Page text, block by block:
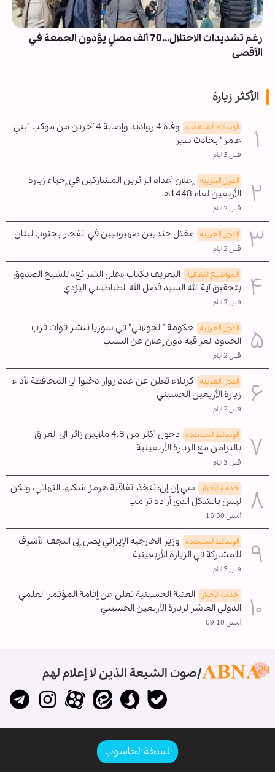
رغم تشديدات الاحتلال...70 ألف مصلٍ يؤدون الجمعة في
الأقصى
الأكثر زيارة
الوسائط المتعدده
وفاة 4 رواديد وإصابة 4 آخرين من موكب "بني
عامر" بحادث سير
قبل 3 ايام
الدول العربیه إعلان أعداد الزائرين المشاركين في إحياء زيارة
الأربعين لعام 1448هـ
قبل 2 ايام
الدول العربیه مقتل جنديين صهيونيين في انفجار بجنوب لبنان
قبل 2 ايام
المواضیع الثقافية التعريف بكتاب «علل الشرائع» للشيخ الصدوق
بتحقيق آية الله السيد فضل الله الطباطبائي اليزدي
قبل 2 ايام
الدول العربیه حكومة "الجولاني" في سوريا تنشر قوات قرب
الحدود العراقية دون إعلان عن السبب
قبل 2 ايام
الدول العربیه كربلاء تعلن عن عدد زوار دخلوا الى المحافظة لأداء
زيارة الأربعين الحسيني
قبل 2 ايام
الوسائط المتعدده
دخول أكثر من 4.8 ملايين زائر الى العراق
بالتزامن مع الزيارة الأربعينية
قبل 3 ايام
خدمة الأخبار
سي إن إن: تتخذ اتفاقية هرمز شكلها النهائي، ولكن
ليس بالشكل الذي أراده ترامب
أمس 16:30
الوسائط المتعدده وزير الخارجية الإيراني يصل إلى النجف الأشرف
للمشاركة في الزيارة الأربعينية
قبل 3 ايام
خدمة الأخبار
العتبة الحسينية تعلن عن إقامة المؤتمر العلمي
الدولي العاشر لزيارة الأربعين الحسيني
أمس 09:10
صوت الشيعة الذين لا إعلام لهم
نسخة الحاسوب